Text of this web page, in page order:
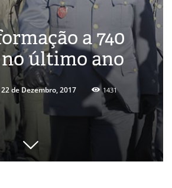
a 740
último ano
22 de Dezembro, 2017 1431